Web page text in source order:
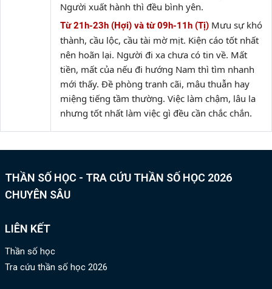
Người xuất hành thì đều bình yên.
Từ 21h-23h (Hợi) và từ 09h-11h (Tị) Mưu sự khó
thành, cầu lộc, cầu tài mờ mịt. Kiện cáo tốt nhất
nên hoãn lại. Người đi xa chưa có tin về. Mất
tiền, mất của nếu đi hướng Nam thì tìm nhanh
mới thấy. Đề phòng tranh cãi, mâu thuẫn hay
miệng tiếng tầm thường. Việc làm chậm, lâu la
nhưng tốt nhất làm việc gì đều cần chắc chắn.
THẦN SỐ HỌC - TRA CỨU THẦN SỐ HỌC 2026
CHUYÊN SÂU
LIÊN KẾT
Thần số học
Tra cứu thần số học 2026